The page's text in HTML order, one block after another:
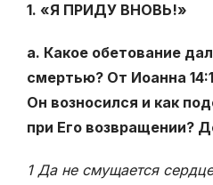
1. «Я ПРИДУ ВНОВЬ!»
а. Какое обетование
смертью? От Иоанна
Он возносился и как
при Его возвращении?
1 Да не смущается